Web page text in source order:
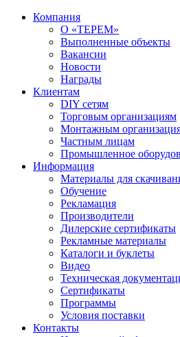
Компания
О «ТЕРЕМ»
Выполненные объекты
Вакансии
Новости
Награды
Клиентам
DIY сетям
Торговым организациям
Монтажным
Частным лицам
Промышленное
Информация
Материалы для
Обучение
Рекламация
Производители
Дилерские сертификаты
Рекламные материалы
Каталоги и буклеты
Видео
Техническая
Сертификаты
Программы
Условия поставки
Контакты